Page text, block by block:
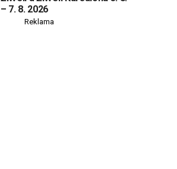
– 7. 8. 2026
Reklama